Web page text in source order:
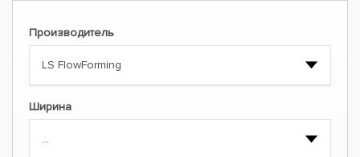
Производитель
Ширина